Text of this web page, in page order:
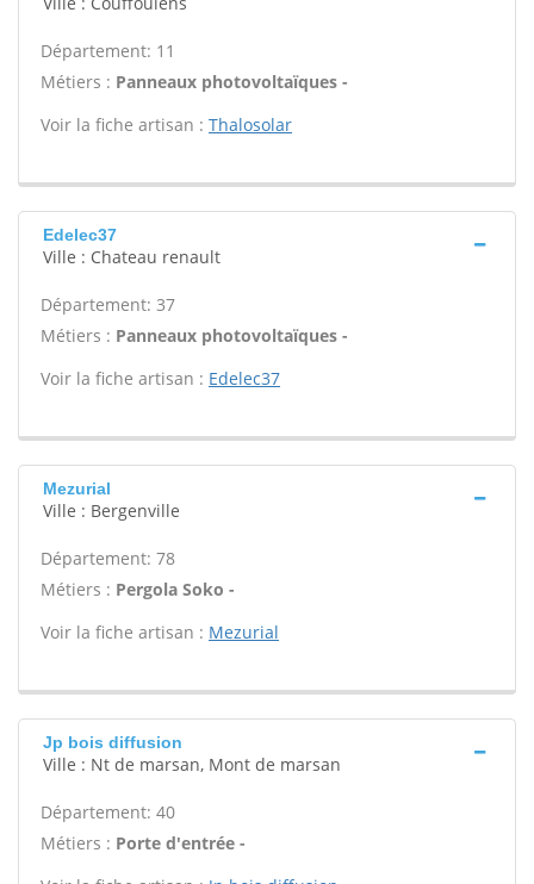
Département: 11
Métiers : Panneaux photovoltaïques -
Voir la fiche artisan : Thalosolar
Edelec37
Ville : Chateau renault
Département: 37
Métiers : Panneaux photovoltaïques -
Voir la fiche artisan : Edelec37
Mezurial
Ville : Bergenville
Département: 78
Métiers : Pergola Soko -
Voir la fiche artisan : Mezurial
Jp bois diffusion
Ville : Nt de marsan, Mont de marsan
Département: 40
Métiers : Porte d'entrée -